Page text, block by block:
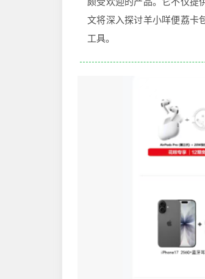
文将深入探讨羊小咩便荔卡
工具。